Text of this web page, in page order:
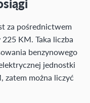
za pośrednictwem
KM. Taka liczba
benzynowego
jednostki
zatem można liczyć